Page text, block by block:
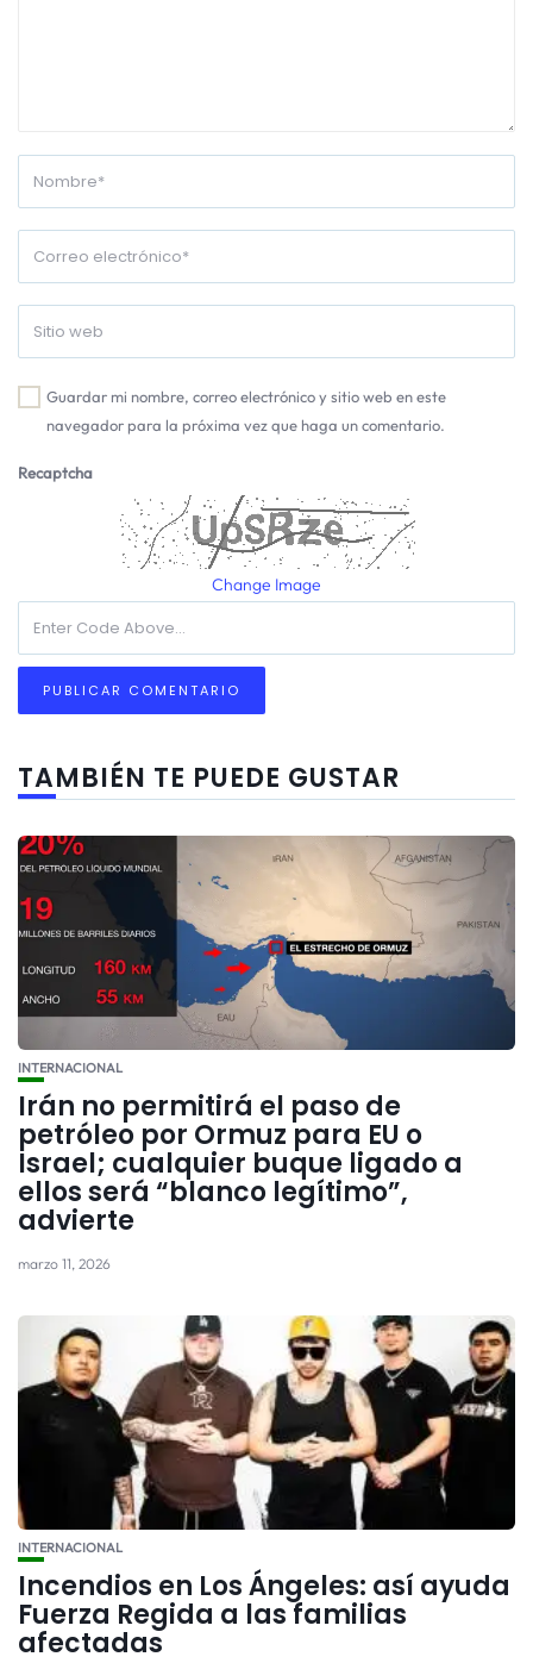
Guardar mi nombre, correo electrónico y sitio web en este
navegador para la próxima vez que haga un comentario.
Recaptcha
Change Image
TAMBIÉN TE PUEDE GUSTAR
INTERNACIONAL
Irán no permitirá el paso de
petróleo por Ormuz para EU o
Israel; cualquier buque ligado a
ellos será “blanco legítimo”,
advierte
marzo 11, 2026
INTERNACIONAL
Incendios en Los Ángeles: así ayuda
Fuerza Regida a las familias
afectadas